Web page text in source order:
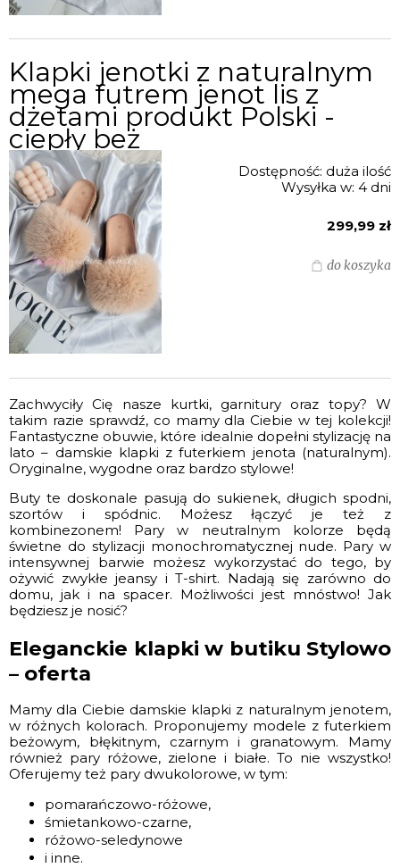
Klapki jenotki z naturalnym
mega futrem jenot lis z
dżetami produkt Polski -
ciepły beż
Dostępność: duża ilość
Wysyłka w: 4 dni
299,99 zł
do koszyka
Zachwyciły Cię nasze kurtki, garnitury oraz topy? W
takim razie sprawdź, co mamy dla Ciebie w tej kolekcji!
Fantastyczne obuwie, które idealnie dopełni stylizację na
lato – damskie klapki z futerkiem jenota (naturalnym).
Oryginalne, wygodne oraz bardzo stylowe!
Buty te doskonale pasują do sukienek, długich spodni,
szortów i spódnic. Możesz łączyć je też z
kombinezonem! Pary w neutralnym kolorze będą
świetne do stylizacji monochromatycznej nude. Pary w
intensywnej barwie możesz wykorzystać do tego, by
ożywić zwykłe jeansy i T-shirt. Nadają się zarówno do
domu, jak i na spacer. Możliwości jest mnóstwo! Jak
będziesz je nosić?
Eleganckie klapki w butiku Stylowo
– oferta
Mamy dla Ciebie damskie klapki z naturalnym jenotem,
w różnych kolorach. Proponujemy modele z futerkiem
beżowym, błękitnym, czarnym i granatowym. Mamy
również pary różowe, zielone i białe. To nie wszystko!
Oferujemy też pary dwukolorowe, w tym:
pomarańczowo-różowe,
śmietankowo-czarne,
różowo-seledynowe
i inne.